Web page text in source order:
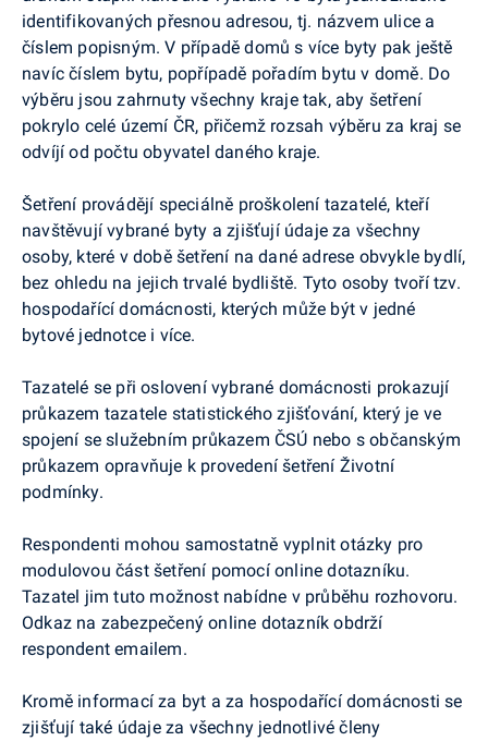
identifikovaných přesnou adresou, tj. názvem ulice a
číslem popisným. V případě domů s více byty pak ještě
navíc číslem bytu, popřípadě pořadím bytu v domě. Do
výběru jsou zahrnuty všechny kraje tak, aby šetření
pokrylo celé území ČR, přičemž rozsah výběru za kraj se
odvíjí od počtu obyvatel daného kraje.
Šetření provádějí speciálně proškolení tazatelé, kteří
navštěvují vybrané byty a zjišťují údaje za všechny
osoby, které v době šetření na dané adrese obvykle bydlí,
bez ohledu na jejich trvalé bydliště. Tyto osoby tvoří tzv.
hospodařící domácnosti, kterých může být v jedné
bytové jednotce i více.
Tazatelé se při oslovení vybrané domácnosti prokazují
průkazem tazatele statistického zjišťování, který je ve
spojení se služebním průkazem ČSÚ nebo s občanským
průkazem opravňuje k provedení šetření Životní
podmínky.
Respondenti mohou samostatně vyplnit otázky pro
modulovou část šetření pomocí online dotazníku.
Tazatel jim tuto možnost nabídne v průběhu rozhovoru.
Odkaz na zabezpečený online dotazník obdrží
respondent emailem.
Kromě informací za byt a za hospodařící domácnosti se
zjišťují také údaje za všechny jednotlivé členy